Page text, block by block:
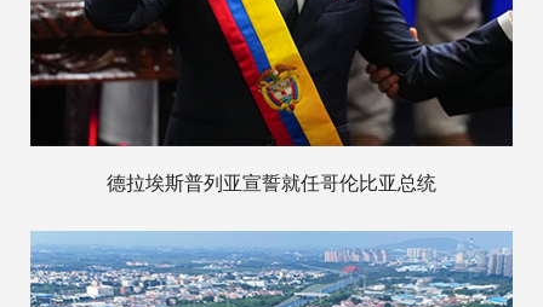
德拉埃斯普列亚宣誓就任哥伦比亚总统